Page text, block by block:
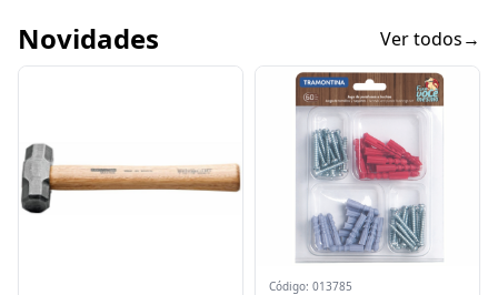
Novidades Ver todos→
Código: 013785